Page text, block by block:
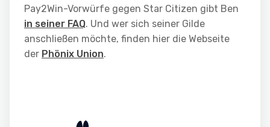
Pay2Win-Vorwürfe gegen Star Citizen gibt Ben
in seiner FAQ. Und wer sich seiner Gilde
anschließen möchte, finden hier die Webseite
der Phönix Union.